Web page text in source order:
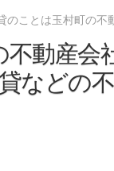
のことは玉村町の